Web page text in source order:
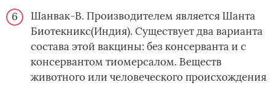
Шанвак-В. Производителем является Шанта
Биотекникс(Индия). Существует два варианта
состава этой вакцины: без консерванта и с
консервантом тиомерсалом. Веществ
животного или человеческого происхождения